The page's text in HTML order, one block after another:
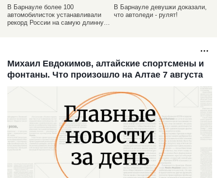
В Барнауле девушки доказали,
что автоледи - рулят!
Как и где барнаульские девушки
будут устанавливать рекорд
Михаил Евдокимов, алтайские спортсмены и
фонтаны. Что произошло на Алтае 7 августа